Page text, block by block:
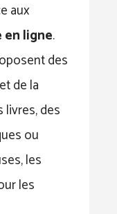
aux
en ligne.
des
de la
livres, des
ou
les
les